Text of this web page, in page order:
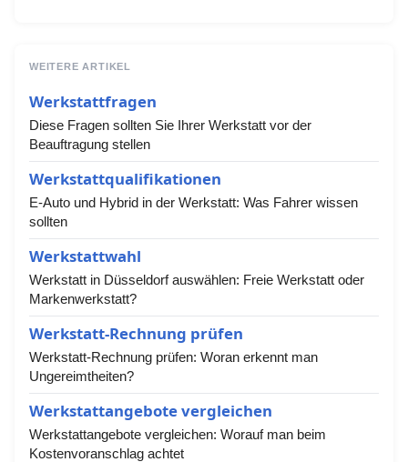
WEITERE ARTIKEL
Werkstattfragen
Diese Fragen sollten Sie Ihrer Werkstatt vor der
Beauftragung stellen
Werkstattqualifikationen
E-Auto und Hybrid in der Werkstatt: Was Fahrer wissen
sollten
Werkstattwahl
Werkstatt in Düsseldorf auswählen: Freie Werkstatt oder
Markenwerkstatt?
Werkstatt-Rechnung prüfen
Werkstatt-Rechnung prüfen: Woran erkennt man
Ungereimtheiten?
Werkstattangebote vergleichen
Werkstattangebote vergleichen: Worauf man beim
Kostenvoranschlag achtet